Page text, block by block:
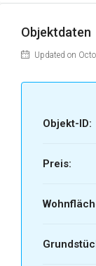
Objektdaten
Updated on
Objekt-ID:
Preis: